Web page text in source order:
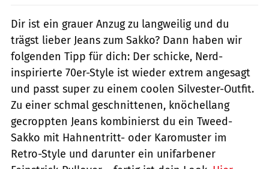
Dir ist ein grauer Anzug zu langweilig und du
trägst lieber Jeans zum Sakko? Dann haben wir
folgenden Tipp für dich: Der schicke, Nerd-
inspirierte 70er-Style ist wieder extrem angesagt
und passt super zu einem coolen Silvester-Outfit.
Zu einer schmal geschnittenen, knöchellang
gecroppten Jeans kombinierst du ein Tweed-
Sakko mit Hahnentritt- oder Karomuster im
Retro-Style und darunter ein unifarbener